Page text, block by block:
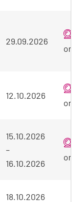
29.09.2026
12.10.2026
15.10.2026
–
16.10.2026
18.10.2026